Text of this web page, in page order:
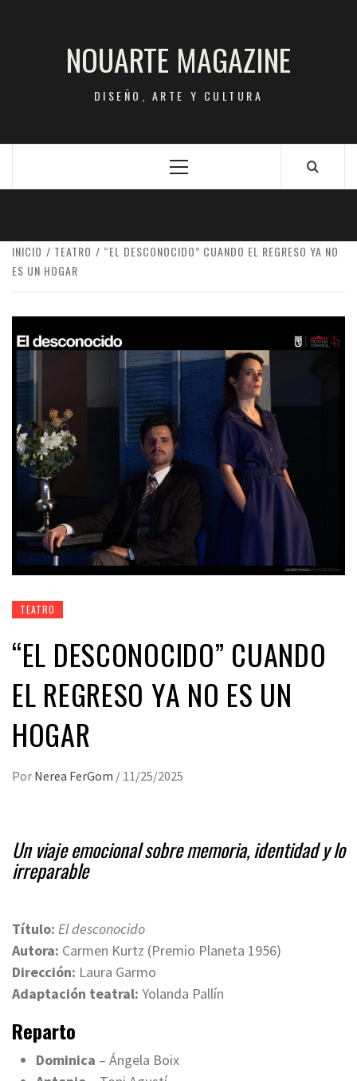
NOUARTE MAGAZINE
DISEÑO, ARTE Y CULTURA
Menú
INICIO TEATRO
“EL DESCONOCIDO” CUANDO EL REGRESO YA NO
ES UN HOGAR
TEATRO
“EL DESCONOCIDO” CUANDO
EL REGRESO YA NO ES UN
HOGAR
Por Nerea FerGom / 11/25/2025
Un viaje emocional sobre memoria, identidad y lo
irreparable
Título: El desconocido
Autora: Carmen Kurtz (Premio Planeta 1956)
Dirección: Laura Garmo
Adaptación teatral: Yolanda Pallín
Reparto
Dominica – Ángela Boix